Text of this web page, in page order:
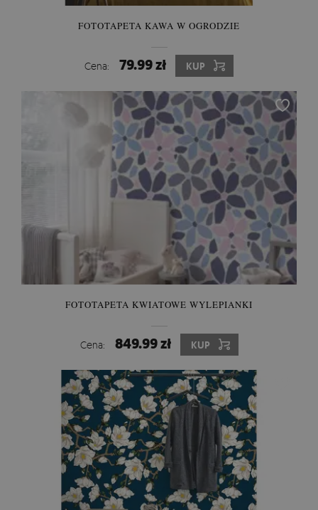
FOTOTAPETA KAWA W OGRODZIE
Cena: 79.99 zł KUP
FOTOTAPETA KWIATOWE WYLEPIANKI
Cena: 849.99 zł KUP